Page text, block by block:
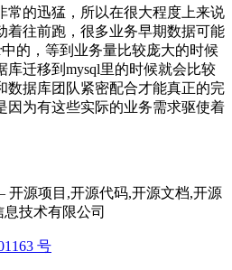
常的迅猛，所以在很大程度上来说
着往前跑，很多业务早期数据可能
中的，等到业务量比较庞大的时候
库迁移到mysql里的时候就会比较
数据库团队紧密配合才能真正的完
因为有这些实际的业务需求驱使着
源项目,开源代码,开源文档,开源
技术有限公司
号